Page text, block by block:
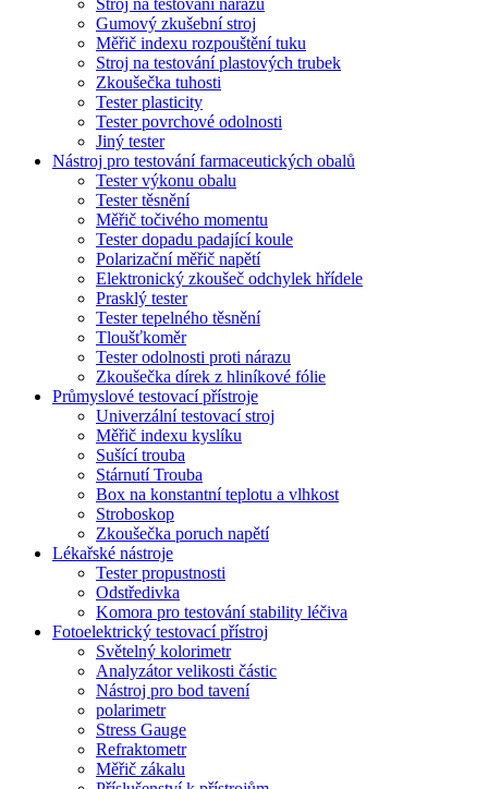
Gumový zkušební stroj
Měřič indexu rozpouštění tuku
Stroj na testování plastových trubek
Zkoušečka tuhosti
Tester plasticity
Tester povrchové odolnosti
Jiný tester
Nástroj pro testování farmaceutických obalů
Tester výkonu obalu
Tester těsnění
Měřič točivého momentu
Tester dopadu padající koule
Polarizační měřič napětí
Elektronický zkoušeč odchylek hřídele
Prasklý tester
Tester tepelného těsnění
Tloušťkoměr
Tester odolnosti proti nárazu
Zkoušečka dírek z hliníkové fólie
Průmyslové testovací přístroje
Univerzální testovací stroj
Měřič indexu kyslíku
Sušící trouba
Stárnutí Trouba
Box na konstantní teplotu a vlhkost
Stroboskop
Zkoušečka poruch napětí
Lékařské nástroje
Tester propustnosti
Odstředivka
Komora pro testování stability léčiva
Fotoelektrický testovací přístroj
Světelný kolorimetr
Analyzátor velikosti částic
Nástroj pro bod tavení
polarimetr
Stress Gauge
Refraktometr
Měřič zákalu